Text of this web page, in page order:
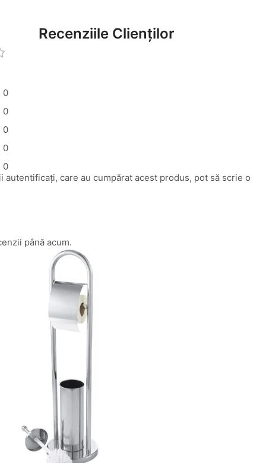
Recenziile Clienților
0
0
0
0
0
până acum.
autentificați, care au cumpărat acest produs, pot să scrie o